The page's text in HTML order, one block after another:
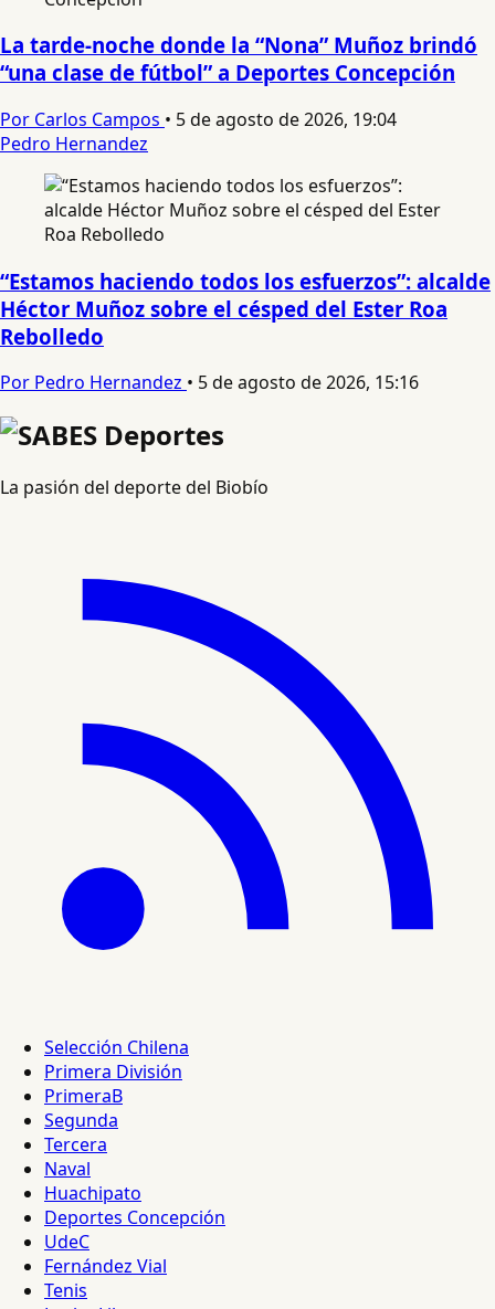
La tarde-noche donde la “Nona” Muñoz brindó
“una clase de fútbol” a Deportes Concepción
Por Carlos Campos • 5 de agosto de 2026, 19:04
Pedro Hernandez
“Estamos haciendo todos los esfuerzos”: alcalde
Héctor Muñoz sobre el césped del Ester Roa
Rebolledo
Por Pedro Hernandez • 5 de agosto de 2026, 15:16
La pasión del deporte del Biobío
Selección Chilena
Primera División
PrimeraB
Segunda
Tercera
Naval
Huachipato
Deportes Concepción
UdeC
Fernández Vial
Tenis